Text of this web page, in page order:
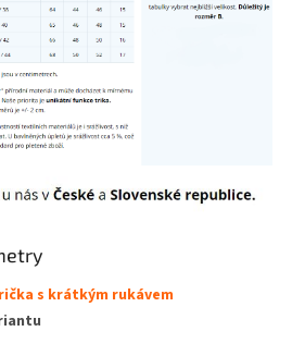
s krátkým rukávem